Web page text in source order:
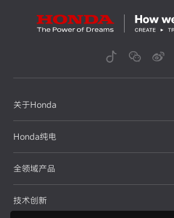
关于Honda
Honda纯电
全领域产品
技术创新